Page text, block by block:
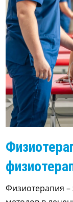
Физиотерапия –